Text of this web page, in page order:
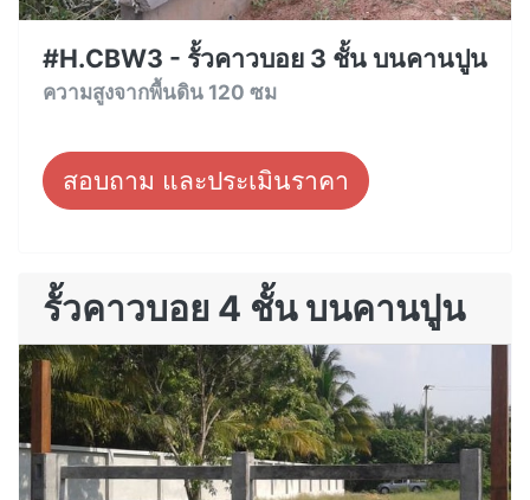
#H.CBW3 - รั้วคาวบอย 3 ชั้น บนคานปูน
ความสูงจากพื้นดิน 120 ซม
สอบถาม และประเมินราคา
รั้วคาวบอย 4 ชั้น บนคานปูน